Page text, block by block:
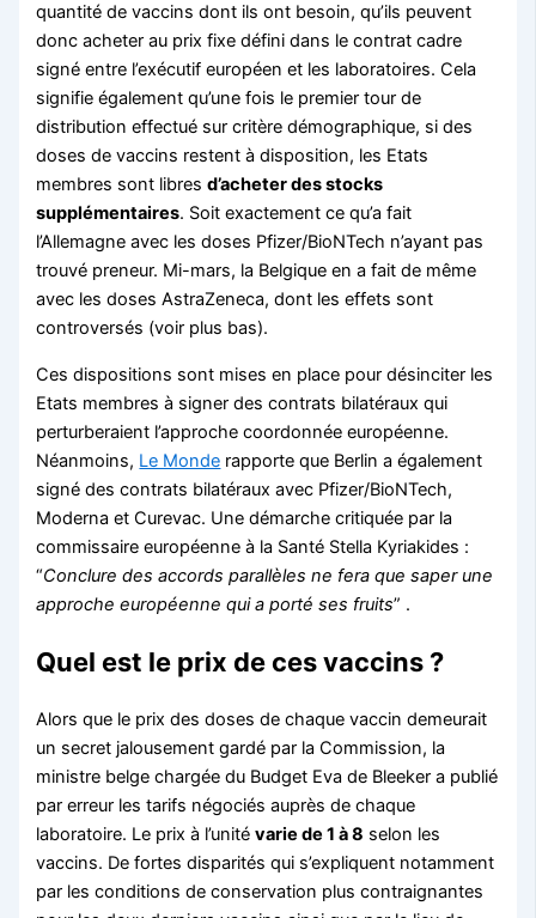
quantité de vaccins dont ils ont besoin, qu’ils peuvent
donc acheter au prix fixe défini dans le contrat cadre
signé entre l’exécutif européen et les laboratoires. Cela
signifie également qu’une fois le premier tour de
distribution effectué sur critère démographique, si des
doses de vaccins restent à disposition, les Etats
membres sont libresd’acheter des stocks
supplémentaires. Soit exactement ce qu’a fait
l’Allemagne avec les doses Pfizer/BioNTech n’ayant pas
trouvé preneur. Mi-mars, la Belgique en a fait de même
avec les doses AstraZeneca, dont les effets sont
controversés (voir plus bas).
Ces dispositions sont mises en place pour désinciter les
Etats membres à signer des contrats bilatéraux qui
perturberaient l’approche coordonnée européenne.
Néanmoins, Le Monde rapporte que Berlin a également
signé des contrats bilatéraux avec Pfizer/BioNTech,
Moderna et Curevac. Une démarche critiquée par la
commissaire européenne à la Santé Stella Kyriakides :
“Conclure des accords parallèles ne fera que saper une
approche européenne qui a porté ses fruits” .
Quel est le prix de ces vaccins ?
Alors que le prix des doses de chaque vaccin demeurait
un secret jalousement gardé par la Commission, la
ministre belge chargée du Budget Eva de Bleeker a publié
par erreur les tarifs négociés auprès de chaque
laboratoire. Le prix à l’unitévarie de 1 à 8 selon les
vaccins. De fortes disparités qui s’expliquent notamment
par les conditions de conservation plus contraignantes